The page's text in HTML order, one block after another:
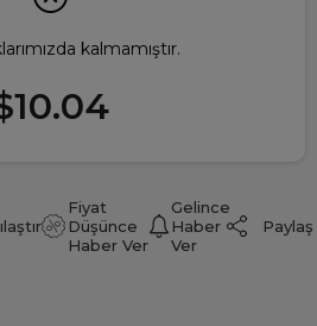
kalmamıştır.
Fiyat
Düşünce
Haber Ver
Gelince
Haber
Ver
Paylaş